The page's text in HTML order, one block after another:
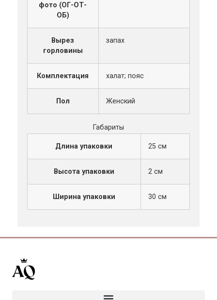
фото (ОГ-ОТ-
ОБ)
Вырез
горловины
запах
Комплектация халат; пояс
Пол Женский
Габариты
Длина упаковки 25 см
Высота упаковки 2 см
Ширина упаковки 30 см